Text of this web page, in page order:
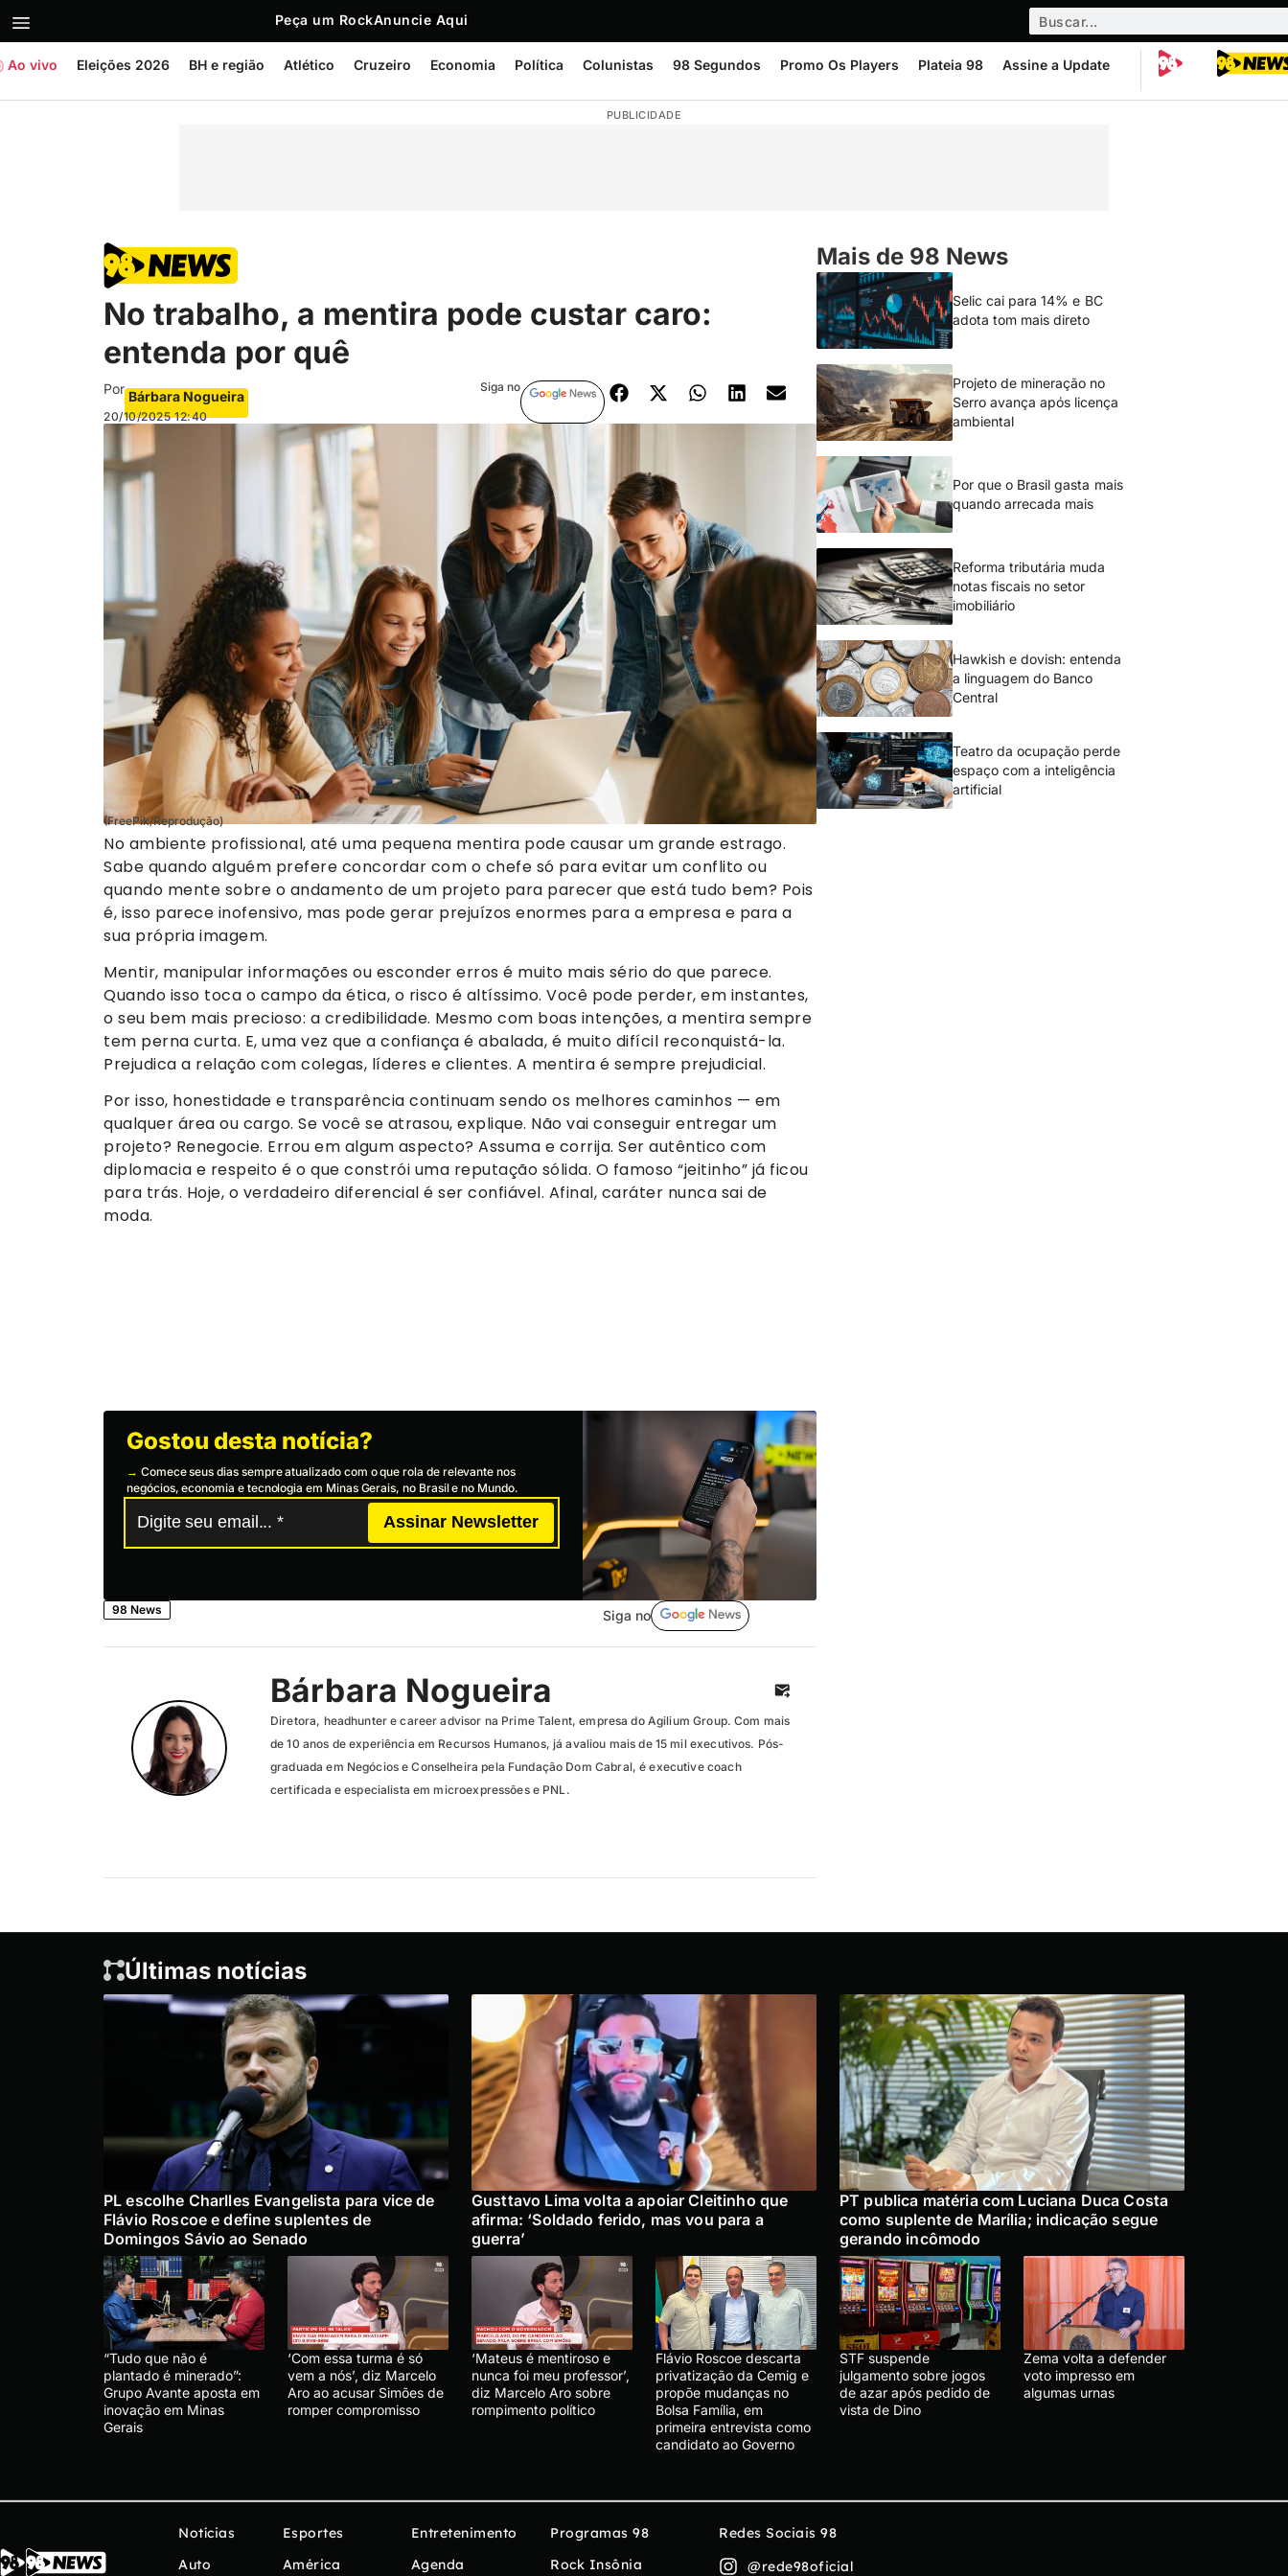
Peça um RockAnuncie Aqui
Ao vivo Eleições 2026 BH e região Atlético Cruzeiro Economia Política Colunistas 98 Segundos Promo Os Players Plateia 98 Assine a Update
PUBLICIDADE
No trabalho, a mentira pode custar caro:
entenda por quê
Por Bárbara Nogueira
20/10/2025 12:40
Siga no
(FreePik/Reprodução)
No ambiente profissional, até uma pequena mentira pode causar um grande estrago.
Sabe quando alguém prefere concordar com o chefe só para evitar um conflito ou
quando mente sobre o andamento de um projeto para parecer que está tudo bem? Pois
é, isso parece inofensivo, mas pode gerar prejuízos enormes para a empresa e para a
sua própria imagem.
Mentir, manipular informações ou esconder erros é muito mais sério do que parece.
Quando isso toca o campo da ética, o risco é altíssimo. Você pode perder, em instantes,
o seu bem mais precioso: a credibilidade. Mesmo com boas intenções, a mentira sempre
tem perna curta. E, uma vez que a confiança é abalada, é muito difícil reconquistá-la.
Prejudica a relação com colegas, líderes e clientes. A mentira é sempre prejudicial.
Por isso, honestidade e transparência continuam sendo os melhores caminhos — em
qualquer área ou cargo. Se você se atrasou, explique. Não vai conseguir entregar um
projeto? Renegocie. Errou em algum aspecto? Assuma e corrija. Ser autêntico com
diplomacia e respeito é o que constrói uma reputação sólida. O famoso “jeitinho” já ficou
para trás. Hoje, o verdadeiro diferencial é ser confiável. Afinal, caráter nunca sai de
moda.
Gostou desta notícia?
→ Comece seus dias sempre atualizado com o que rola de relevante nos
negócios, economia e tecnologia em Minas Gerais, no Brasil e no Mundo.
Assinar Newsletter
98 News Siga no
Bárbara Nogueira
Diretora, headhunter e career advisor na Prime Talent, empresa do Agilium Group. Com mais
de 10 anos de experiência em Recursos Humanos, já avaliou mais de 15 mil executivos. Pós-
graduada em Negócios e Conselheira pela Fundação Dom Cabral, é executive coach
certificada e especialista em microexpressões e PNL.
Mais de 98 News
Selic cai para 14% e BC
adota tom mais direto
Projeto de mineração no
Serro avança após licença
ambiental
Por que o Brasil gasta mais
quando arrecada mais
Reforma tributária muda
notas fiscais no setor
imobiliário
Hawkish e dovish: entenda
a linguagem do Banco
Central
Teatro da ocupação perde
espaço com a inteligência
artificial
Últimas notícias
PL escolhe Charlles Evangelista para vice de
Flávio Roscoe e define suplentes de
Domingos Sávio ao Senado
Gusttavo Lima volta a apoiar Cleitinho que
afirma: ‘Soldado ferido, mas vou para a
guerra’
PT publica matéria com Luciana Duca Costa
como suplente de Marília; indicação segue
gerando incômodo
“Tudo que não é
plantado é minerado”:
Grupo Avante aposta em
inovação em Minas
Gerais
‘Com essa turma é só
vem a nós’, diz Marcelo
Aro ao acusar Simões de
romper compromisso
‘Mateus é mentiroso e
nunca foi meu professor’,
diz Marcelo Aro sobre
rompimento político
Flávio Roscoe descarta
privatização da Cemig e
propõe mudanças no
Bolsa Família, em
primeira entrevista como
candidato ao Governo
STF suspende
julgamento sobre jogos
de azar após pedido de
vista de Dino
Zema volta a defender
voto impresso em
algumas urnas
Notícias
Auto
Esportes
América
Entretenimento
Agenda
Programas 98
Rock Insônia
Redes Sociais 98
@rede98oficial